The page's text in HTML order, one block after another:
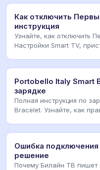
Как отключить
инструкция
Узнайте, как отключить
Настройки Smart TV,
Portobello Italy Smart
зарядке
Полная инструкция по
Bracelet. Узнайте, как
Ошибка
решение
Почему Билайн ТВ пишет